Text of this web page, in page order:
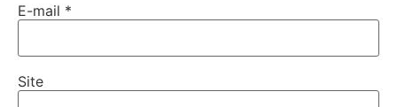
E-mail *
Site